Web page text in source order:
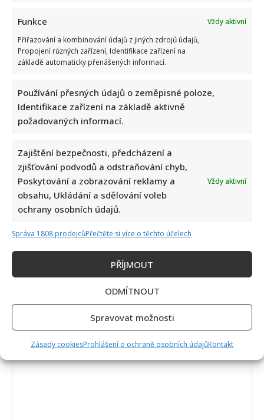
Funkce
Vždy aktivní
Přiřazování a kombinování údajů z jiných zdrojů údajů,
Propojení různých zařízení, Identifikace zařízení na
základě automaticky přenášených informací.
Používání přesných údajů o zeměpisné poloze,
Identifikace zařízení na základě aktivně
požadovaných informací.
Zajištění bezpečnosti, předcházení a
zjišťování podvodů a odstraňování chyb,
Poskytování a zobrazování reklamy a
obsahu, Ukládání a sdělování voleb
ochrany osobních údajů.
Vždy aktivní
Správa 1808 prodejcůPřečtěte si více o těchto účelech
PŘÍJMOUT
ODMÍTNOUT
Spravovat možnosti
Zásady cookiesProhlášení o ochraně osobních údajůKontakt
Napsat komentář
Vaše e-mailová adresa nebude zveřejněna.
Vyžadované informace jsou označeny*